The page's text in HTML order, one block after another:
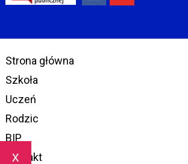
x
Strona główna
Szkoła
Uczeń
Rodzic
BIP
Kontakt